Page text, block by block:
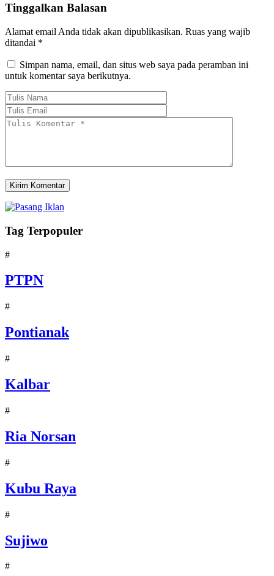
Tinggalkan Balasan
Alamat email Anda tidak akan dipublikasikan. Ruas yang wajib
ditandai *
Simpan nama, email, dan situs web saya pada peramban ini
untuk komentar saya berikutnya.
Tag Terpopuler
#
PTPN
#
Pontianak
#
Kalbar
#
Ria Norsan
#
Kubu Raya
#
Sujiwo
#